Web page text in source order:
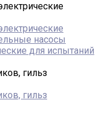
насосы
для испытаний
гильз
гильз